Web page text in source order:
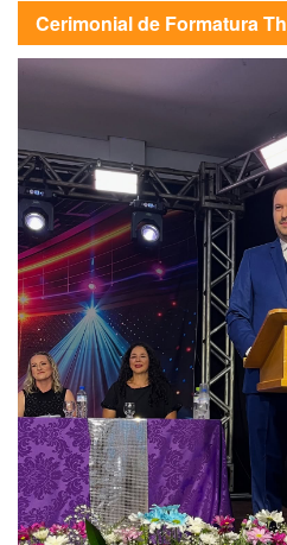
Cerimonial de Formatura